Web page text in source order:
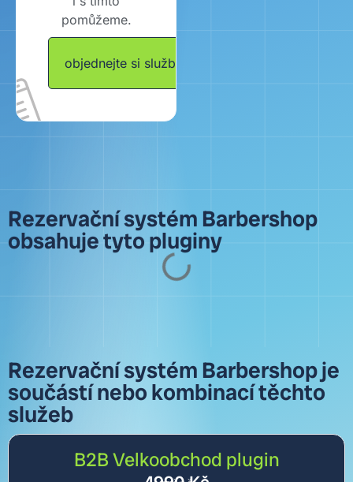
pomůžeme.
objednejte si službu
Rezervační systém Barbershop
obsahuje tyto pluginy
Rezervační systém Barbershop je
součástí nebo kombinací těchto
služeb
B2B Velkoobchod plugin